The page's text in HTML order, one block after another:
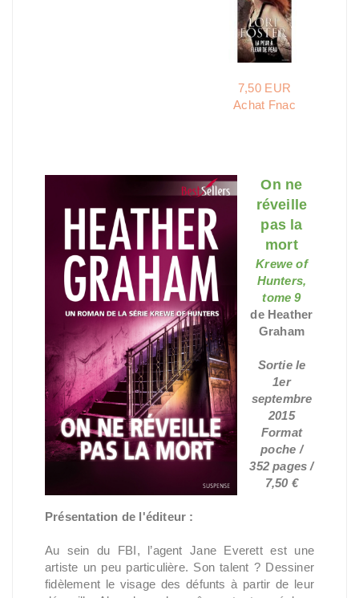
7,50 EUR
Achat Fnac
On ne
réveille
pas la
mort
Krewe of
Hunters,
tome 9
de Heather
Graham
Sortie le
1er
septembre
2015
Format
poche /
352 pages /
7,50 €
Présentation de l'éditeur :
Au sein du FBI, l’agent Jane Everett est une
artiste un peu particulière. Son talent ? Dessiner
fidèlement le visage des défunts à partir de leur